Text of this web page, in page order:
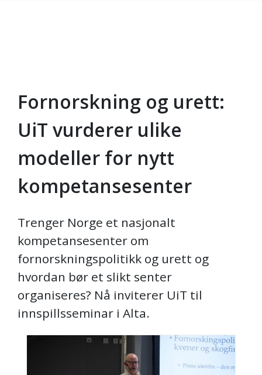
Gå til hovedinnhold
Fornorskning og urett:
UiT vurderer ulike
modeller for nytt
kompetansesenter
Trenger Norge et nasjonalt
kompetansesenter om
fornorskningspolitikk og urett og
hvordan bør et slikt senter
organiseres? Nå inviterer UiT til
innspillsseminar i Alta.